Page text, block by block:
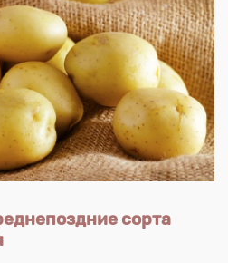
сорта